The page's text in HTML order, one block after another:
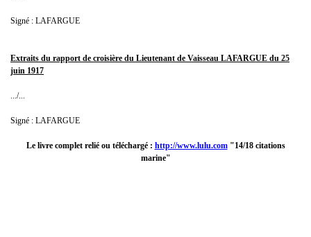
Signé : LAFARGUE
Extraits du rapport de croisière du Lieutenant de Vaisseau LAFARGUE du 25
juin 1917
.../...
Signé : LAFARGUE
Le livre complet relié ou téléchargé : http://www.lulu.com"14/18 citations
marine"